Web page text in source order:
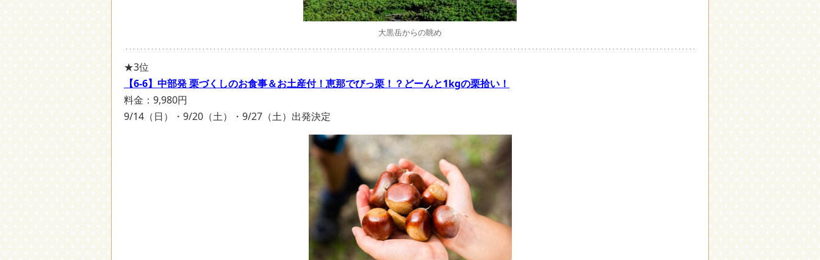
大黒岳からの眺め
★3位
【6-6】中部発 栗づくしのお食事＆お土産付！恵那でびっ栗！？どーんと1kgの栗拾い！
料金：9,980円
9/14（日）・9/20（土）・9/27（土）出発決定